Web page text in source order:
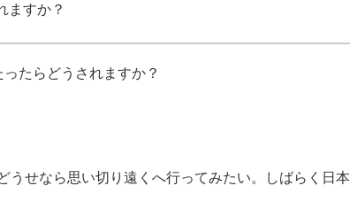
ますか？
たらどうされますか？
うせなら思い切り遠くへ行ってみたい。しばらく日